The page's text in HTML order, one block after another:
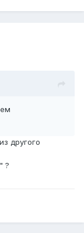
другого
?